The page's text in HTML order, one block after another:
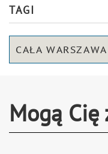
TAGI
CAŁA WARSZAWA
Mogą